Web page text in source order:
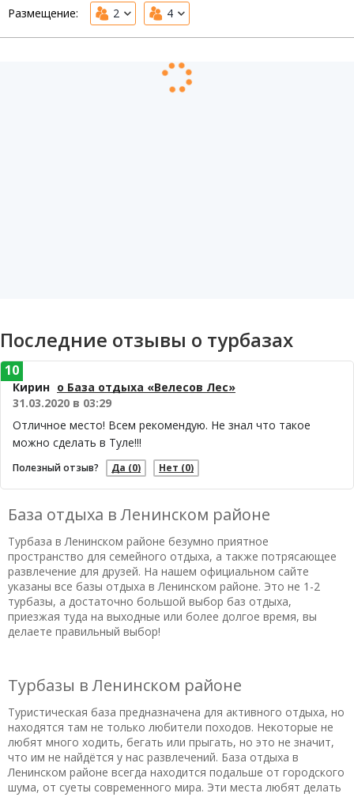
Размещение: 2 4
Последние отзывы о турбазах
Кирин о База отдыха «Велесов Лес»
31.03.2020 в 03:29
Отличное место! Всем рекомендую. Не знал что такое
можно сделать в Туле!!!
Полезный отзыв? Да (0) Нет (0)
10
База отдыха в Ленинском районе
Турбаза в Ленинском районе безумно приятное
пространство для семейного отдыха, а также потрясающее
развлечение для друзей. На нашем официальном сайте
указаны все базы отдыха в Ленинском районе. Это не 1-2
турбазы, а достаточно большой выбор баз отдыха,
приезжая туда на выходные или более долгое время, вы
делаете правильный выбор!
Турбазы в Ленинском районе
Туристическая база предназначена для активного отдыха, но
находятся там не только любители походов. Некоторые не
любят много ходить, бегать или прыгать, но это не значит,
что им не найдётся у нас развлечений. База отдыха в
Ленинском районе всегда находится подальше от городского
шума, от суеты современного мира. Эти места любят делать